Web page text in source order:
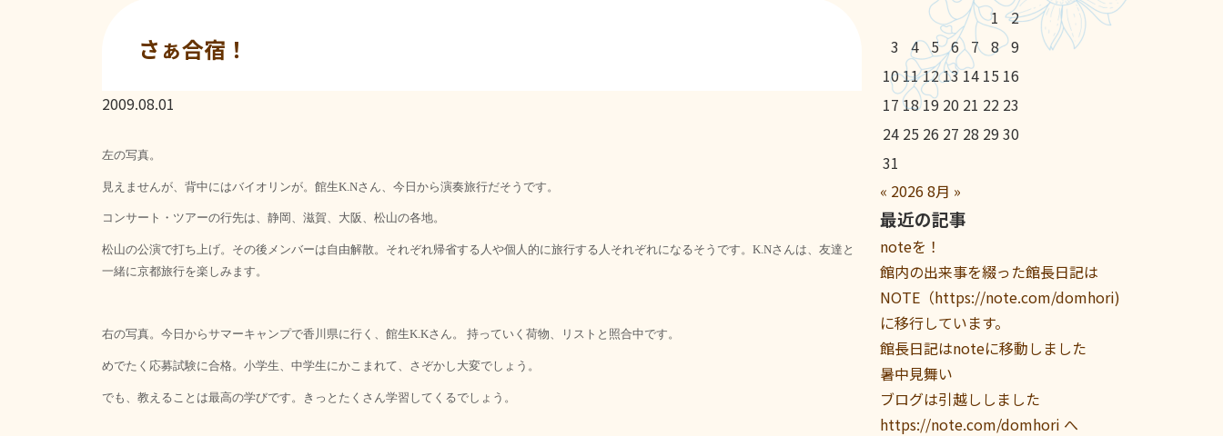
さぁ合宿！
2009.08.01
左の写真。
見えませんが、背中にはバイオリンが。館生K.Nさん、今日から演奏旅行だそうです。
コンサート・ツアーの行先は、静岡、滋賀、大阪、松山の各地。
松山の公演で打ち上げ。その後メンバーは自由解散。それぞれ帰省する人や個人的に旅行する人それぞれになるそうです。 K.Nさんは、友達と
一緒に京都旅行を楽しみます。
右の写真。今日からサマーキャンプで香川県に行く、館生K.Kさん。 持っていく荷物、リストと照合中です。
めでたく応募試験に合格。小学生、中学生にかこまれて、さぞかし大変でしょう。
でも、教えることは最高の学びです。きっとたくさん学習してくるでしょう。
1
2
3 4 5 6 7 8 9
1011121314 15 16
17 18 19 20 21 22 23
24 25 26 27 28 2930
31
« 20268月 »
最近の記事
noteを！
館内の出来事を綴った館長日記は
NOTE（https://note.com/domhori)
に移行しています。
館長日記はnoteに移動しました
暑中見舞い
ブログは引越ししました
https://note.com/domhori へ